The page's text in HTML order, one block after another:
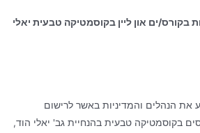
בקורס/ים און ליין בקוסמטיקה טבעית יאלי
את הנהלים והמדיניות באשר לרישום
בקוסמטיקה טבעית בהנחיית גב' יאלי הוד,